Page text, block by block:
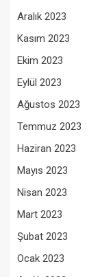
Aralık 2023
Kasım 2023
Ekim 2023
Eylül 2023
Ağustos 2023
Temmuz 2023
Haziran 2023
Mayıs 2023
Nisan 2023
Mart 2023
Şubat 2023
Ocak 2023